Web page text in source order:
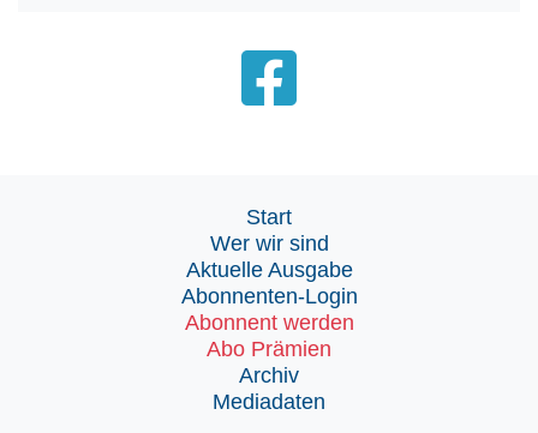
Start
Wer wir sind
Aktuelle Ausgabe
Abonnenten-Login
Abonnent werden
Abo Prämien
Archiv
Mediadaten